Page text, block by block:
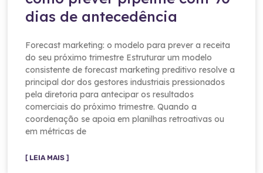
dias de antecedência
Forecast marketing: o modelo para prever a receita
do seu próximo trimestre Estruturar um modelo
consistente de forecast marketing preditivo resolve a
principal dor dos gestores industriais pressionados
pela diretoria para antecipar os resultados
comerciais do próximo trimestre. Quando a
coordenação se apoia em planilhas retroativas ou
em métricas de
[ LEIA MAIS ]